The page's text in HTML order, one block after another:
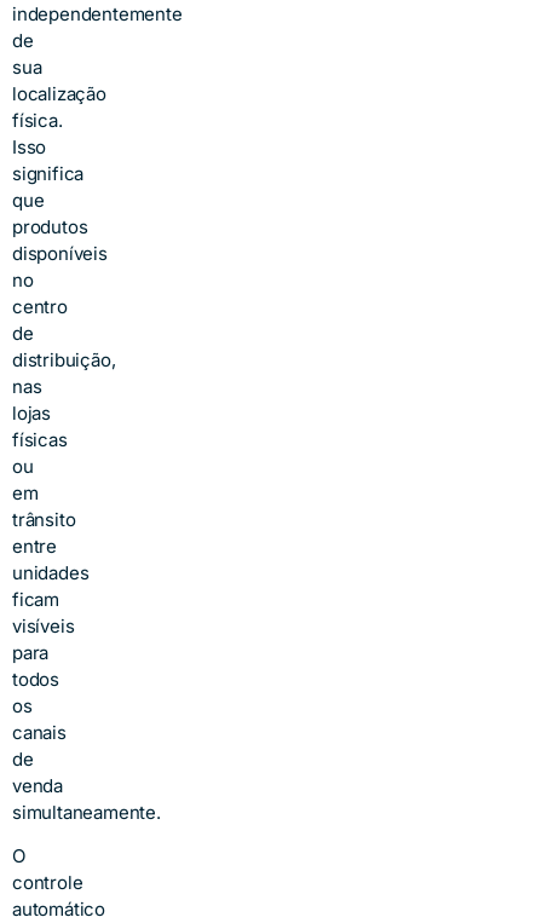
independentemente
de
sua
localização
física.
Isso
significa
que
produtos
disponíveis
no
centro
de
distribuição,
nas
lojas
físicas
ou
em
trânsito
entre
unidades
ficam
visíveis
para
todos
os
canais
de
venda
simultaneamente.
O
controle
automático